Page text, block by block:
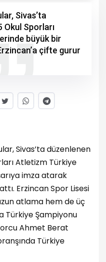
Sivas’ta
Sporları
büyük bir
çifte gurur
Sivas’ta düzenlenen
Atletizm Türkiye
imza atarak
Erzincan Spor Lisesi
atlama hem de üç
Türkiye Şampiyonu
Ahmet Berat
Türkiye